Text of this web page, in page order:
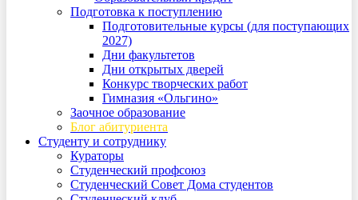
Подготовка к поступлению
Подготовительные курсы (для поступающих
2027)
Дни факультетов
Дни открытых дверей
Конкурс творческих работ
Гимназия «Ольгино»
Заочное образование
Блог абитуриента
Студенту и сотруднику
Кураторы
Студенческий профсоюз
Студенческий Совет Дома студентов